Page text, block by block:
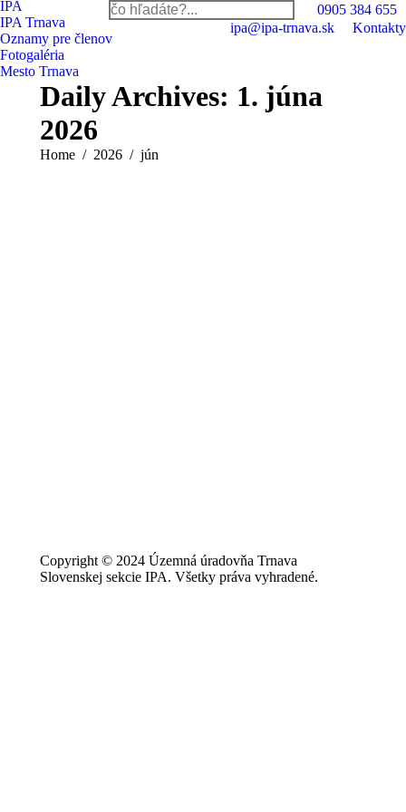
Search:
0905 384 655
ipa@ipa-trnava.sk
Kontakty
IPA
IPA Trnava
Oznamy pre členov
Fotogaléria
Mesto Trnava
Daily Archives: 1. júna
2026
You are here:
Home 2026 jún
Copyright © 2024 Územná úradovňa Trnava
Slovenskej sekcie IPA. Všetky práva vyhradené.